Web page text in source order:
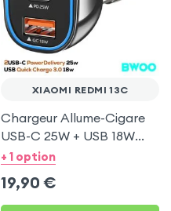
XIAOMI REDMI 13C
Chargeur Allume-Cigare
USB-C 25W + USB 18W
Bwoo pour Xiaomi Redmi
+ 1 option
19,90 €